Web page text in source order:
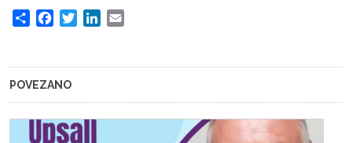
Share FacebookTwitterLinkedIn
POVEZANO